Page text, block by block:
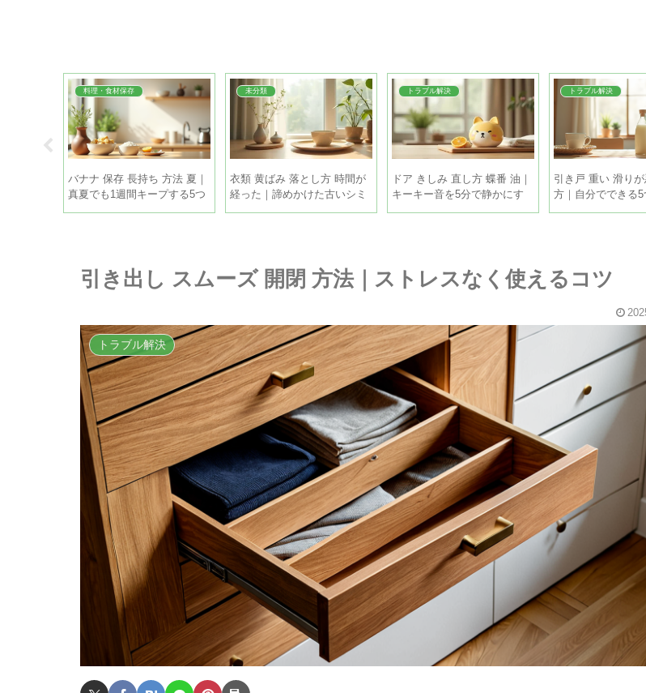
料理・食材保存
バナナ 保存 長持ち 方法 夏｜
真夏でも1週間キープする5つ
のコツ
未分類
衣類 黄ばみ 落とし方 時間が
経った｜諦めかけた古いシミ
も家庭で復活させる方法
トラブル解決
ドア きしみ 直し方 蝶番 油｜
キーキー音を5分で静かにす
る手順
トラブル解決
引き戸 重い 滑り
方｜自分でできる
策
引き出し スムーズ 開閉 方法｜ストレスなく使えるコツ
トラブル解決